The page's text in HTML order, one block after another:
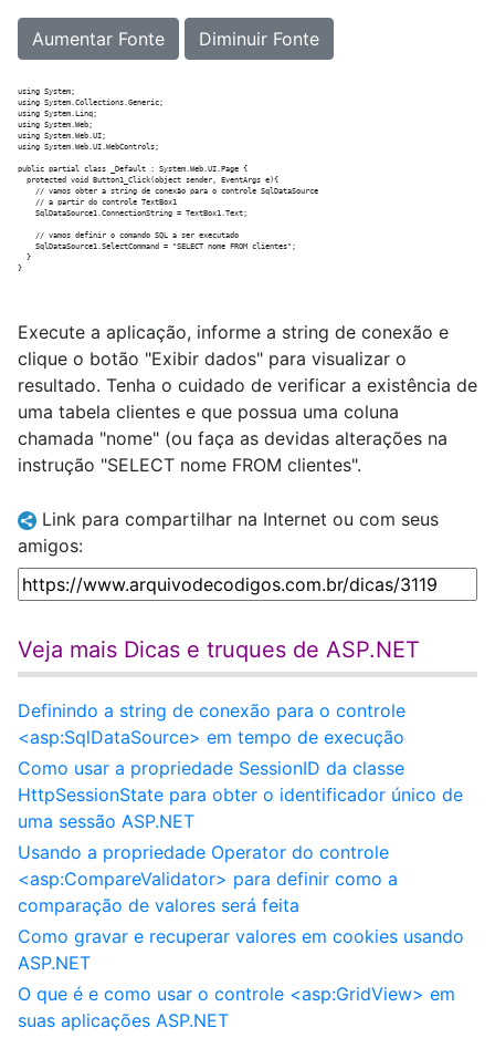
Aumentar Fonte Diminuir Fonte
using System;
using System.Collections.Generic;
using System.Linq;
using System.Web;
using System.Web.UI;
using System.Web.UI.WebControls;
public partial class _Default : System.Web.UI.Page {
  protected void Button1_Click(object sender, EventArgs e){
    // vamos obter a string de conexão para o controle SqlDataSource
    // a partir do controle TextBox1
    SqlDataSource1.ConnectionString = TextBox1.Text;
    // vamos definir o comando SQL a ser executado
    SqlDataSource1.SelectCommand = "SELECT nome FROM clientes";
  }
Execute a aplicação, informe a string de conexão e
clique o botão "Exibir dados" para visualizar o
resultado. Tenha o cuidado de verificar a existência de
uma tabela clientes e que possua uma coluna
chamada "nome" (ou faça as devidas alterações na
instrução "SELECT nome FROM clientes".
Link para compartilhar na Internet ou com seus
amigos:
Veja mais Dicas e truques de ASP.NET
Definindo a string de conexão para o controle
<asp:SqlDataSource> em tempo de execução
Como usar a propriedade SessionID da classe
HttpSessionState para obter o identificador único de
uma sessão ASP.NET
Usando a propriedade Operator do controle
<asp:CompareValidator> para definir como a
comparação de valores será feita
Como gravar e recuperar valores em cookies usando
ASP.NET
O que é e como usar o controle <asp:GridView> em
suas aplicações ASP.NET